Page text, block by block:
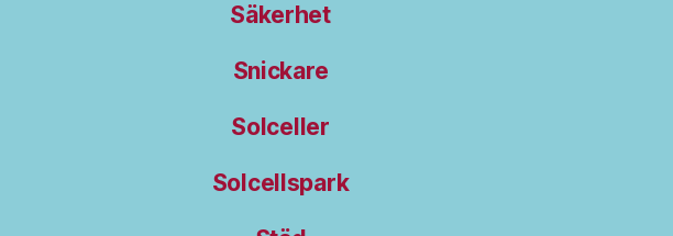
Säkerhet
Snickare
Solceller
Solcellspark